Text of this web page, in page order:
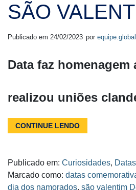
SÃO
Publicado em 24/02/2023 por equipe.global
Data faz homenagem
realizou uniões
CONTINUE LENDO
Publicado em: Curiosidades,
Marcado como: datas
dia dos namorados, são valentim